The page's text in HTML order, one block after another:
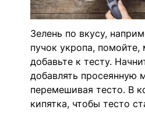
Зелень по вкусу,
пучок укропа,
добавьте к тесту.
добавлять просеянную
перемешивая тесто. В
кипятка, чтобы тесто